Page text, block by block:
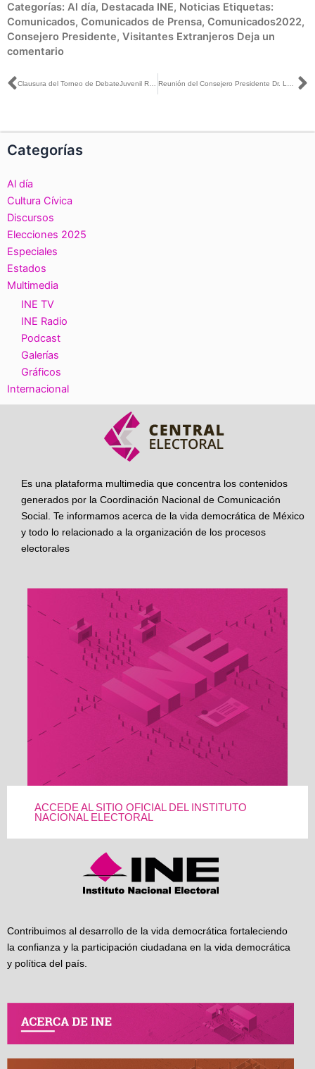
Categorías: Al día, Destacada INE, Noticias Etiquetas:
Comunicados, Comunicados de Prensa, Comunicados2022,
Consejero Presidente, Visitantes Extranjeros Deja un
comentario
Ant Clausura del Torneo de DebateJuvenil Revocación de Mandato Reunión del Consejero Presidente Dr. Lorenzo Córdova Vianello con visitantes extranjeros de la OEA
Categorías
Al día
Cultura Cívica
Discursos
Elecciones 2025
Especiales
Estados
Multimedia
INE TV
INE Radio
Podcast
Galerías
Gráficos
Internacional
Es una plataforma multimedia que concentra los contenidos
generados por la Coordinación Nacional de Comunicación
Social. Te informamos acerca de la vida democrática de México
y todo lo relacionado a la organización de los procesos
electorales
ACCEDE AL SITIO OFICIAL DEL INSTITUTO
NACIONAL ELECTORAL
Contribuimos al desarrollo de la vida democrática fortaleciendo
la confianza y la participación ciudadana en la vida democrática
y política del país.